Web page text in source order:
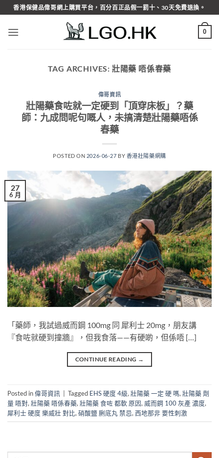
Skip
to
content
香港保健品偉哥網上購買平台，百分百正品假一罰十、30天免費退換。
0
TAG ARCHIVES: 壯陽藥 唔係春藥
偉哥資訊
壯陽藥食咗就一定硬到「頂穿床板」？藥
師：九成問呢句嘅人，未搞清楚壯陽藥唔係
春藥
POSTED ON 2026-06-27 BY 香港壯陽藥網購
27
6 月
「藥師，我試過威而鋼 100mg​ 同 犀利士 20mg，朋友講
『食咗就硬到撞牆』，但我食落——有硬啲，但係唔 […]
CONTINUE READING →
Posted in偉哥資訊 Tagged EHS 硬度 4級, 壯陽藥 一定 硬 嗎, 壯陽藥 劑
量 唔對, 壯陽藥 唔係春藥, 壯陽藥 食咗 都軟 原因, 威而鋼 100 灰產 濃度,
犀利士 硬度 樂威壯 對比, 硝酸鹽 脷底丸 禁忌, 西地那非 要性刺激